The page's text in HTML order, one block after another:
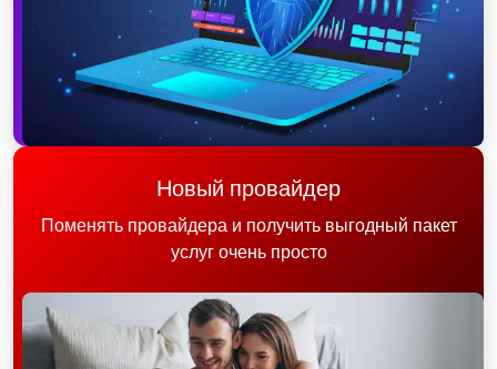
Новый провайдер
Поменять провайдера и получить выгодный пакет
услуг очень просто